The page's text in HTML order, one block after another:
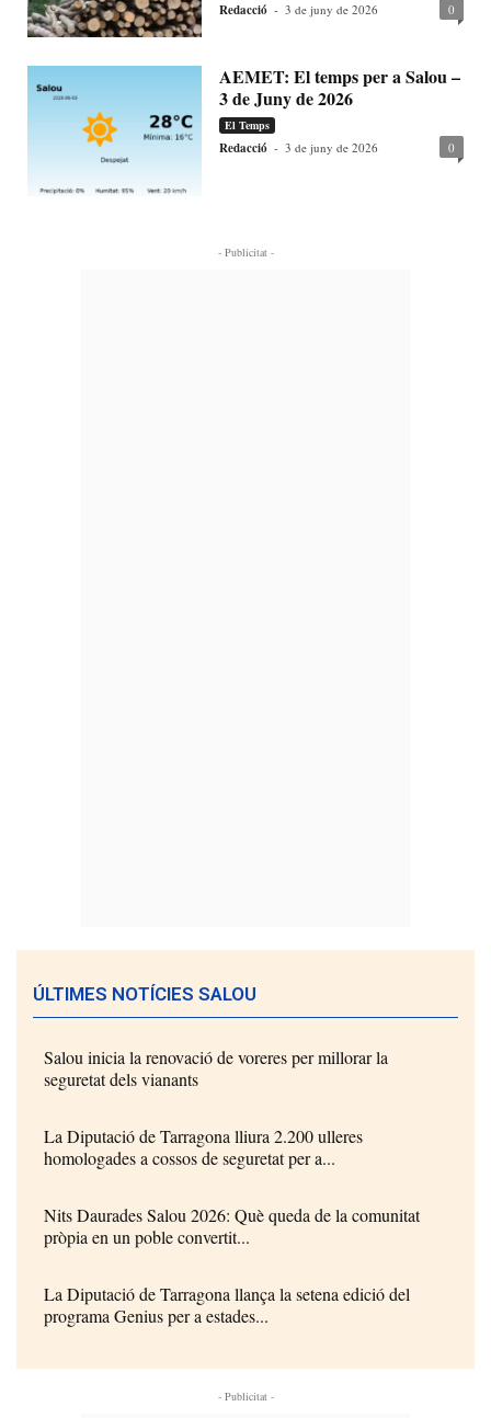
Redacció - 3 de juny de 2026 0
AEMET: El temps per a Salou –
3 de Juny de 2026
El Temps
Redacció - 3 de juny de 2026 0
- Publicitat -
ÚLTIMES NOTÍCIES SALOU
Salou inicia la renovació de voreres per millorar la
seguretat dels vianants
La Diputació de Tarragona lliura 2.200 ulleres
homologades a cossos de seguretat per a...
Nits Daurades Salou 2026: Què queda de la comunitat
pròpia en un poble convertit...
La Diputació de Tarragona llança la setena edició del
programa Genius per a estades...
- Publicitat -